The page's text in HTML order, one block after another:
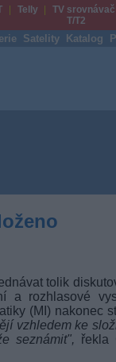
Telly
TV srovnávač
T/T2
Satelity Katalog
tolik
a rozhlasové
(MI) nakonec
vzhledem ke
seznámit", řekla